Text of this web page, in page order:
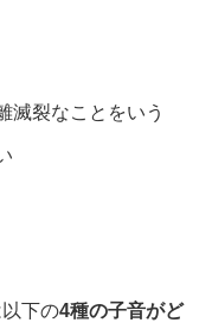
滅裂なことをいう
下の4種の子音がど